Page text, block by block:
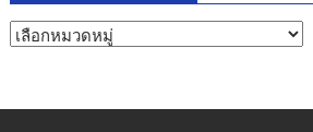
หัวข้อ